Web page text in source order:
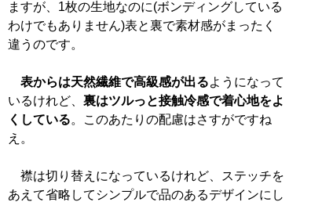
ますが、1枚の生地なのに(ボンディングしている
わけでもありません)表と裏で素材感がまったく
違うのです。
表からは天然繊維で高級感が出るようになって
いるけれど、 裏はツルっと接触冷感で着心地をよ
くしている。このあたりの配慮はさすがですね
え。
襟は切り替えになっているけれど、ステッチを
あえて省略してシンプルで品のあるデザインにし